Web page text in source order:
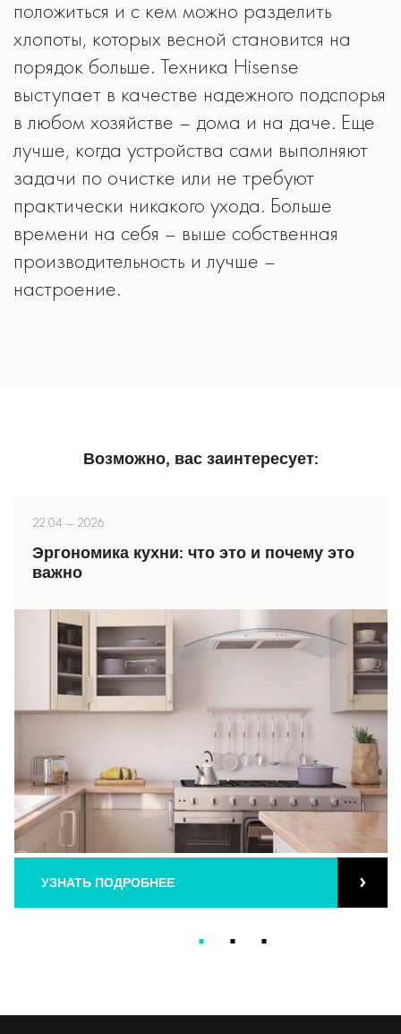
положиться и с кем можно разделить
хлопоты, которых весной становится на
порядок больше. Техника Hisense
выступает в качестве надежного подспорья
в любом хозяйстве – дома и на даче. Еще
лучше, когда устройства сами выполняют
задачи по очистке или не требуют
практически никакого ухода. Больше
времени на себя – выше собственная
производительность и лучше –
настроение.
Возможно, вас заинтересует:
22.04 — 2026
Эргономика кухни: что это и почему это
важно
УЗНАТЬ ПОДРОБНЕЕ